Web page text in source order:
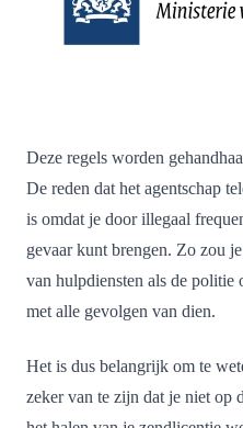
Deze regels worden
De reden dat het agentschap
is omdat je door illegaal
gevaar kunt brengen. Zo zou
van hulpdiensten als de politie
met alle gevolgen van dien.
Het is dus belangrijk om te
zeker van te zijn dat je niet op